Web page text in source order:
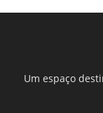
Um espaço